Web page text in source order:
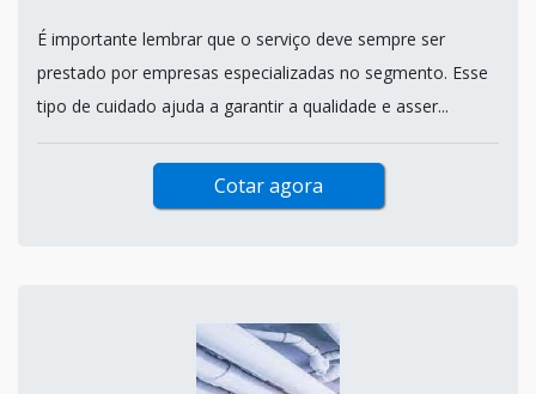
É importante lembrar que o serviço deve sempre ser
prestado por empresas especializadas no segmento. Esse
tipo de cuidado ajuda a garantir a qualidade e asser...
Cotar agora